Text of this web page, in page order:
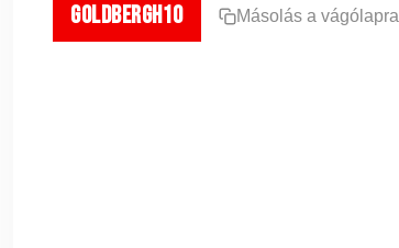
goldbergh10 Másolás a vágólapra